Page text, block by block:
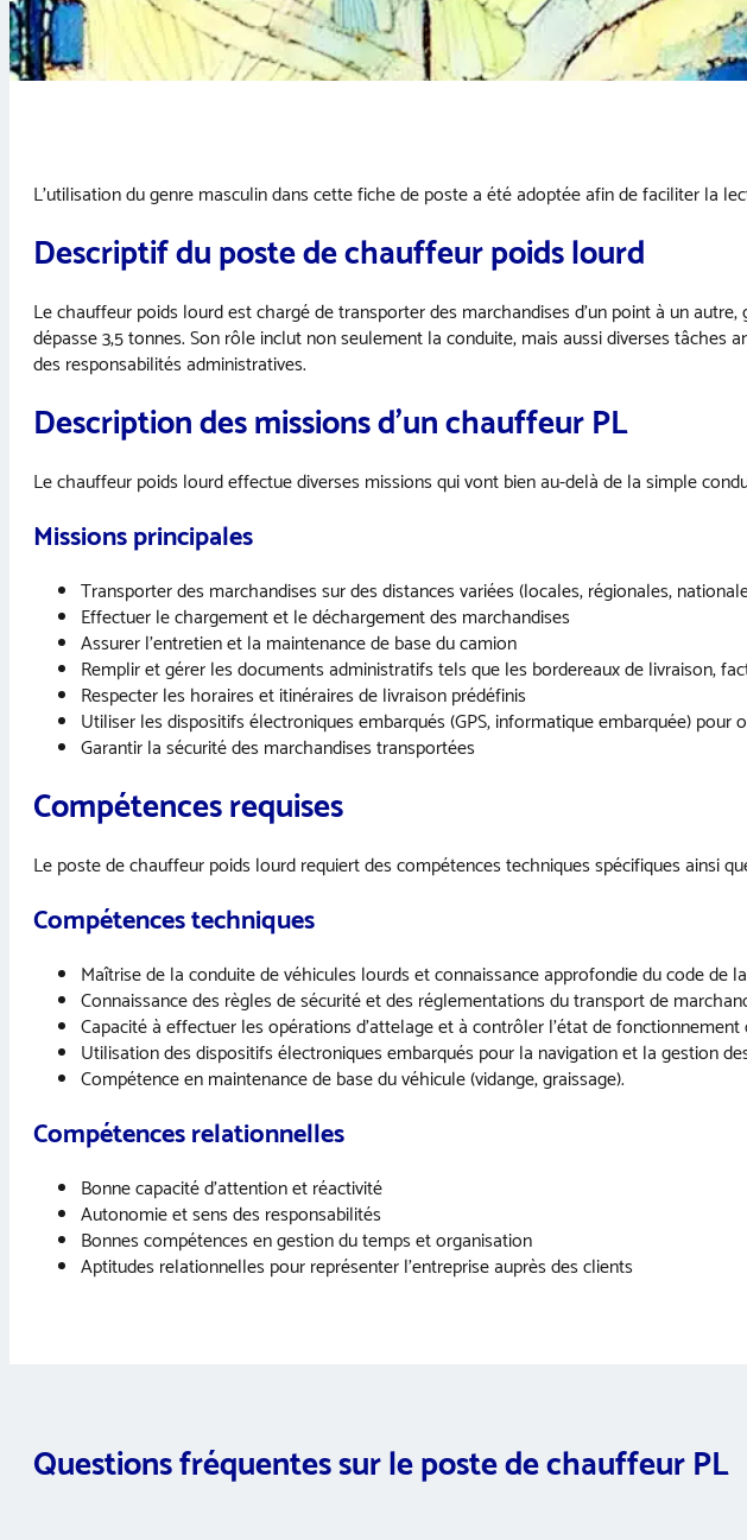
L’utilisation du genre masculin dans cette fiche de poste a été adoptée afin de faciliter la
Descriptif du poste de chauffeur poids lourd
Le chauffeur poids lourd est chargé de transporter des marchandises d’un point à un
dépasse 3,5 tonnes. Son rôle inclut non seulement la conduite, mais aussi diverses
des responsabilités administratives.
Description des missions d’un chauffeur PL
Le chauffeur poids lourd effectue diverses missions qui vont bien au-delà de la simple
Missions principales
Transporter des marchandises sur des distances variées (locales, régionales,
Effectuer le chargement et le déchargement des marchandises
Assurer l’entretien et la maintenance de base du camion
Remplir et gérer les documents administratifs tels que les bordereaux de livraison,
Respecter les horaires et itinéraires de livraison prédéfinis
Utiliser les dispositifs électroniques embarqués (GPS, informatique embarquée) pour
Garantir la sécurité des marchandises transportées
Compétences requises
Le poste de chauffeur poids lourd requiert des compétences techniques spécifiques ainsi
Compétences techniques
Maîtrise de la conduite de véhicules lourds et connaissance approfondie du code de
Connaissance des règles de sécurité et des réglementations du transport de
Capacité à effectuer les opérations d’attelage et à contrôler l’état de fonctionnement
Utilisation des dispositifs électroniques embarqués pour la navigation et la gestion
Compétence en maintenance de base du véhicule (vidange, graissage).
Compétences relationnelles
Bonne capacité d’attention et réactivité
Autonomie et sens des responsabilités
Bonnes compétences en gestion du temps et organisation
Aptitudes relationnelles pour représenter l’entreprise auprès des clients
Questions fréquentes sur le poste de chauffeur PL